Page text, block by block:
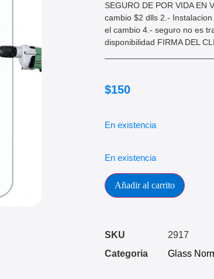
SEGURO DE POR VIDA EN
cambio $2 dlls 2.-
el cambio 4.- seguro no es
disponibilidad FIRMA DEL
$150
En existencia
En existencia
Añadir al carrito
SKU
2917
Categoria
Glass